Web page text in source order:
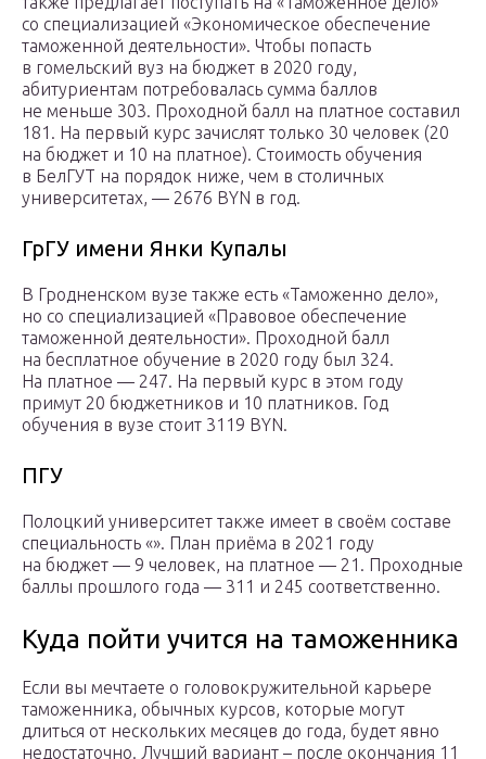
со специализацией «Экономическое обеспечение
таможенной деятельности». Чтобы попасть
в гомельский вуз на бюджет в 2020 году,
абитуриентам потребовалась сумма баллов
не меньше 303. Проходной балл на платное составил
181. На первый курс зачислят только 30 человек (20
на бюджет и 10 на платное). Стоимость обучения
в БелГУТ на порядок ниже, чем в столичных
университетах, — 2676 BYN в год.
ГрГУ имени Янки Купалы
В Гродненском вузе также есть «Таможенно дело»,
но со специализацией «Правовое обеспечение
таможенной деятельности». Проходной балл
на бесплатное обучение в 2020 году был 324.
На платное — 247. На первый курс в этом году
примут 20 бюджетников и 10 платников. Год
обучения в вузе стоит 3119 BYN.
ПГУ
Полоцкий университет также имеет в своём составе
специальность «». План приёма в 2021 году
на бюджет — 9 человек, на платное — 21. Проходные
баллы прошлого года — 311 и 245 соответственно.
Куда пойти учится на таможенника
Если вы мечтаете о головокружительной карьере
таможенника, обычных курсов, которые могут
длиться от нескольких месяцев до года, будет явно
недостаточно. Лучший вариант – после окончания 11